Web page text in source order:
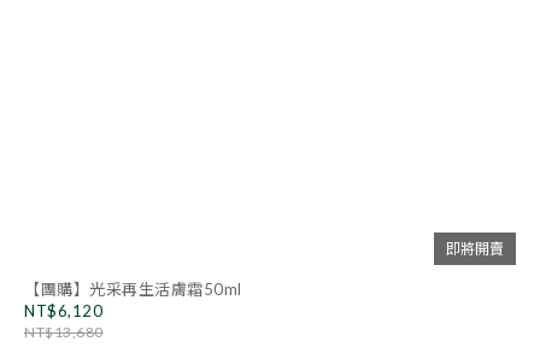
即將開賣
【團購】光采再生活膚霜50ml
NT$6,120
NT$13,680